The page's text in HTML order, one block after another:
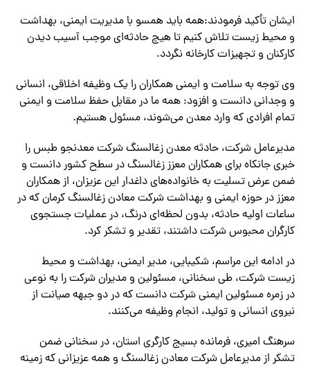
ایشان تأکید فرمودند:همه باید همسو با مدیریت ایمنی، بهداشت
و محیط زیست تلاش کنیم تا هیچ حادثه‌ای موجب آسیب دیدن
کارکنان و تجهیزات کارخانه نگردد.
وی توجه به سلامت و ایمنی همکاران را یک وظیفه اخلاقی، انسانی
و وجدانی دانست و افزود: همه ما در مقابل حفظ سلامت و ایمنی
تمام افرادی که وارد معدن می‌شوند، مسئول هستیم.
مدیرعامل شرکت، حادثه معدن زغالسنگ شرکت معدنجو طبس را
خبری جانکاه برای همکاران معزز زغالسنگ در سطح کشور دانست و
ضمن عرض تسلیت به خانواده‌های داغدار این عزیزان، از همکاران
معزز در حوزه ایمنی و بهداشت شرکت معادن زغالسنگ کرمان که در
ساعات اولیه حادثه، بدون لحظه‌ای درنگ، در عملیات جستجوی
کارگران محبوس شرکت داشتند، تقدیر و تشکر کرد.
در ادامه این مراسم، شکیبایی، مدیر ایمنی، بهداشت و محیط
زیست شرکت، طی سخنانی، مسئولین و مدیران شرکت را به نوعی
در زمره مسئولین ایمنی شرکت دانست که در دو جبهه صیانت از
نیروی انسانی و تولید، انجام وظیفه می‌کنند.
سرهنگ امیری، فرمانده بسیج کارگری استان، در سخنانی ضمن
تشکر از مدیرعامل شرکت معادن زغالسنگ و همه عزیزانی که زمینه